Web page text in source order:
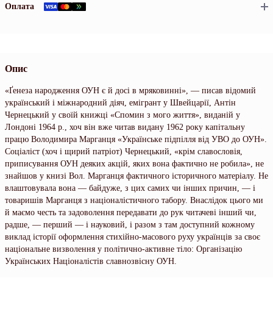
Оплата
Опис
«Ґенеза народження ОУН є й досі в мряковинні», — писав відомий
український і міжнародний діяч, емігрант у Швейцарії, Антін
Чернецький у своїй книжці «Спомин з мого життя», виданій у
Лондоні 1964 p., хоч він вже читав видану 1962 року капітальну
працю Володимира Марганця «Українське підпілля від УВО до ОУН».
Соціаліст (хоч і щирий патріот) Чернецький, «крім славословія,
приписування ОУН деяких акцій, яких вона фактично не робила», не
знайшов у книзі Вол. Марганця фактичного історичного матеріалу. Не
влаштовувала вона — байдуже, з цих самих чи інших причин, — і
товаришів Марганця з націоналістичного табору. Внаслідок цього ми
й маємо честь та задоволення передавати до рук читачеві інший чи,
радше, — перший — і науковий, і разом з там доступний кожному
виклад історії оформлення стихійно-масового руху українців за своє
національне визволення у політично-активне тіло: Організацію
Українських Націоналістів славнозвісну ОУН.